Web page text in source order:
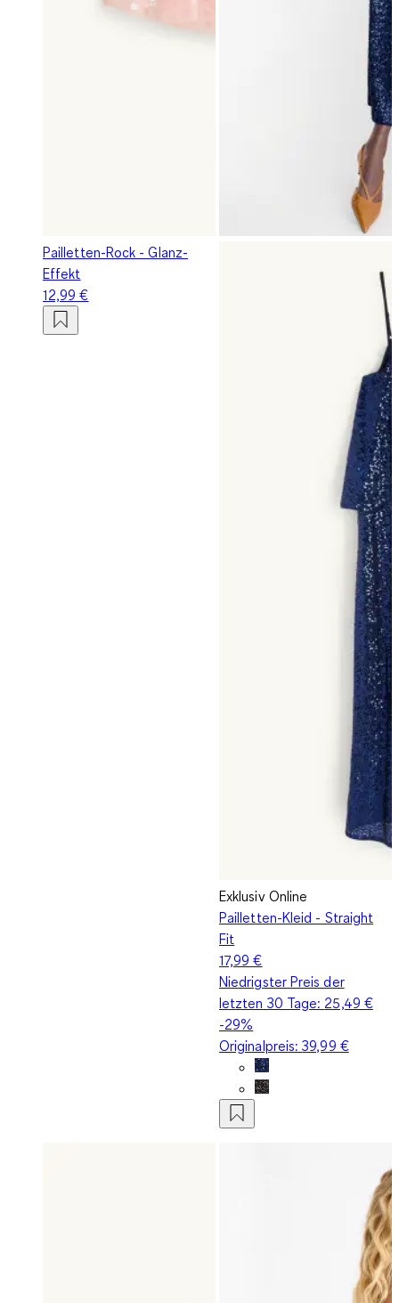
Pailletten-Rock - Glanz-
Effekt
12,99 €
Exklusiv Online
Pailletten-Kleid - Straight
Fit
17,99 €
Niedrigster Preis der
letzten 30 Tage: 25,49 €
-29%
Originalpreis:39,99 €